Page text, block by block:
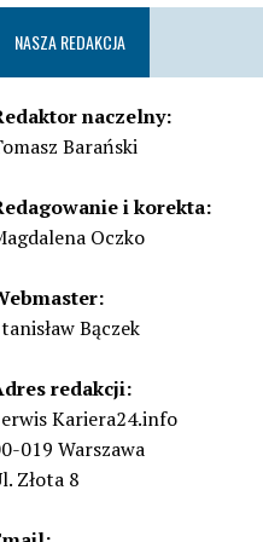
NASZA REDAKCJA
naczelny:
Barański
i korekta:
Oczko
Bączek
redakcji:
Kariera24.info
019 Warszawa
Złota 8